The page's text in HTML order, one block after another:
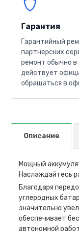
Гарантия
Гарантийный
партнерских
ремонт обычно в
действует
обращаться в
Описание
Мощный
Наслаждайтесь
Благодаря
углеродных
значительно
обеспечивает
автономной